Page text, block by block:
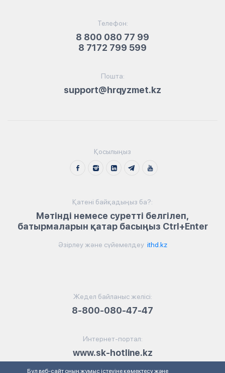
Телефон:
8 800 080 77 99
8 7172 799 599
Пошта:
support@hrqyzmet.kz
Қосылыңыз
Қатені байқадыңыз ба?:
Мәтінді немесе суретті белгілеп,
батырмаларын қатар басыңыз Ctrl+Enter
Әзірлеу және сүйемелдеу ithd.kz
Жедел байланыс желісі:
8-800-080-47-47
Интернет-портал:
www.sk-hotline.kz
Бұл веб-сайт оның жұмыс істеуіне көмектесу және